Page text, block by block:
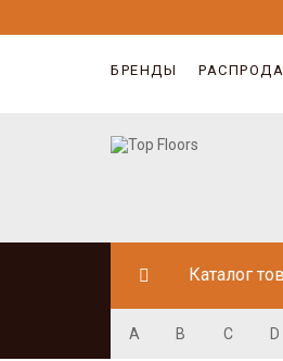
БРЕНДЫ
Каталог
A B C D